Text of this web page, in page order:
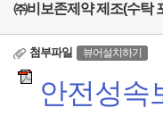
㈜비보존제약 제조(수탁
첨부파일 뷰어설치하기
안전성속